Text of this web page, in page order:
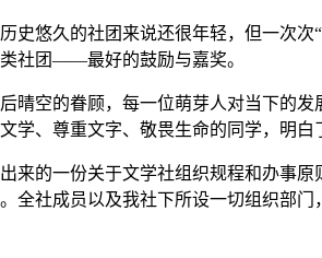
史悠久的社团来说还很年轻，但一次
社团——最好的鼓励与嘉奖。
晴空的眷顾，每一位萌芽人对当下的
、尊重文字、敬畏生命的同学，明白
来的一份关于文学社组织规程和办事
全社成员以及我社下所设一切组织部